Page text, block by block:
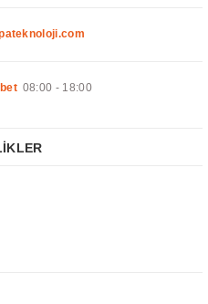
08:00 - 18:00